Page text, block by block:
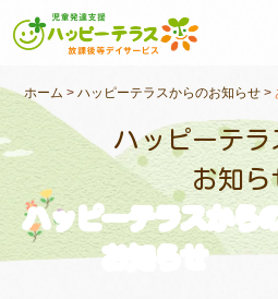
私たちについて
未就学のお子さま（０
小学生〜高校生の お子
支援事例
ホーム >ハッピーテラスからのお知らせ >
ハッピーテラ
お知ら
ハッピーテラスから
お知らせ